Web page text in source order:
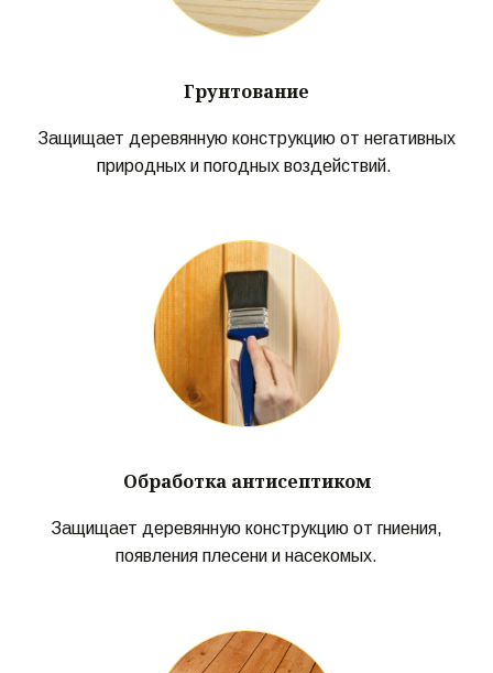
Грунтование
Защищает деревянную конструкцию от негативных
природных и погодных воздействий.
Обработка антисептиком
Защищает деревянную конструкцию от гниения,
появления плесени и насекомых.